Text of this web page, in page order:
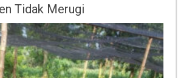
Tidak Merugi